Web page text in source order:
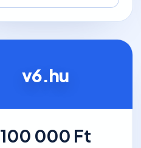
v6.hu
100 000 Ft